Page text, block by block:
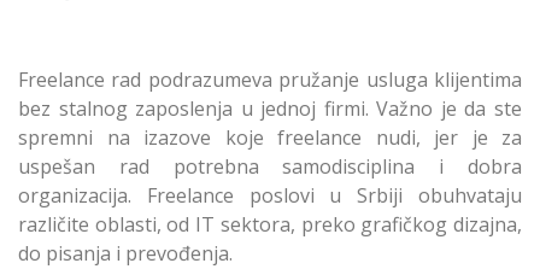
Freelance rad podrazumeva pružanje usluga klijentima
bez stalnog zaposlenja u jednoj firmi. Važno je da ste
spremni na izazove koje freelance nudi, jer je za
uspešan rad potrebna samodisciplina i dobra
organizacija. Freelance poslovi u Srbiji obuhvataju
različite oblasti, od IT sektora, preko grafičkog dizajna,
do pisanja i prevođenja.